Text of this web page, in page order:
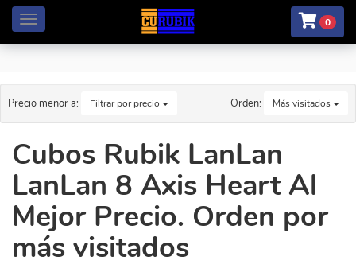
Menú 0
Precio menor a: Filtrar por precio Orden: Más visitados
Cubos Rubik LanLan
LanLan 8 Axis Heart Al
Mejor Precio. Orden por
más visitados